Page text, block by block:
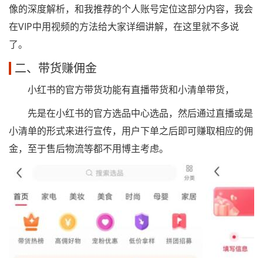
像的深度解析，和我推荐的个人账号定位这部分内容，我会
在VIP中用视频的方法给大家详细讲解，在这里就不多说
了。
二、带货赚佣金
小红书的官方带货功能有直播带货和小清单带货，
先是在小红书的官方选品中心选品，然后通过直播或是
小清单的形式来进行宣传，用户下单之后即可赚取相应的佣
金，至于售后物流等都不用博主考虑。